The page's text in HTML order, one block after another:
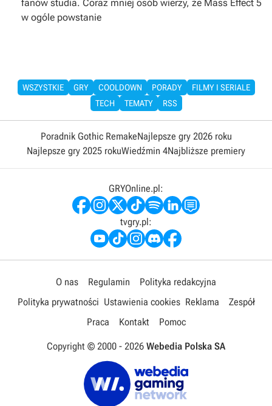
fanów studia. Coraz mniej osób wierzy, że Mass Effect 5
w ogóle powstanie
WSZYSTKIE GRY COOLDOWN PORADY
FILMY I SERIALE
TECH
TEMATY RSS
Poradnik Gothic RemakeNajlepsze gry 2026 roku
Najlepsze gry 2025 rokuWiedźmin 4Najbliższe premiery
GRYOnline.pl:
tvgry.pl:
O nas Regulamin
Polityka redakcyjna
Polityka prywatności Ustawienia cookies Reklama
Zespół
Praca
Kontakt Pomoc
Copyright © 2000 - 2026 Webedia Polska SA